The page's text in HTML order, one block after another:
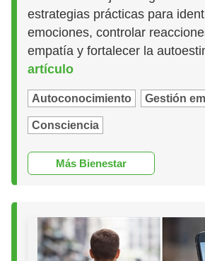
estrategias prácticas para
emociones, controlar
empatía y fortalecer la
artículo
Autoconocimiento Gestión
Consciencia
Más Bienestar